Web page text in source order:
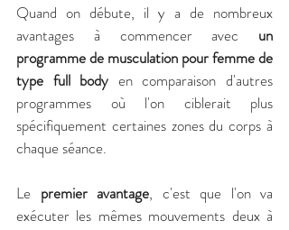
Quand on débute, il y a de nombreux
avantages à commencer avec un
programme de musculation pour femme de
type full body en comparaison d'autres
programmes où l'on ciblerait plus
spécifiquement certaines zones du corps à
chaque séance.
Le premier avantage, c'est que l'on va
exécuter les mêmes mouvements deux à